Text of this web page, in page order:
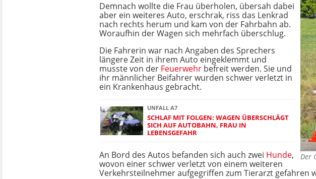
Der
Demnach wollte die Frau überholen, übersah dabei
aber ein weiteres Auto, erschrak, riss das Lenkrad
nach rechts herum und kam von der Fahrbahn ab.
Woraufhin der Wagen sich mehrfach überschlug.
Die Fahrerin war nach Angaben des Sprechers
längere Zeit in ihrem Auto eingeklemmt und
musste von der Feuerwehr befreit werden. Sie und
ihr männlicher Beifahrer wurden schwer verletzt in
ein Krankenhaus gebracht.
UNFALL A7
SCHLAF MIT FOLGEN: WAGEN ÜBERSCHLÄGT
SICH AUF AUTOBAHN, FRAU IN
LEBENSGEFAHR
An Bord des Autos befanden sich auch zwei Hunde,
wovon einer schwer verletzt von einem weiteren
Verkehrsteilnehmer aufgegriffen zum Tierarzt gefahren